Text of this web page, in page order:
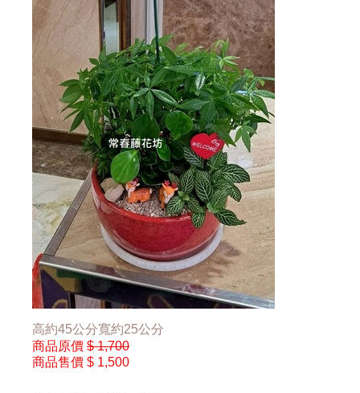
高約45公分寬約25公分
商品原價 $ 1,700
商品售價 $ 1,500